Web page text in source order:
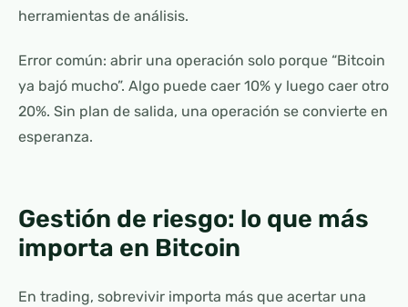
herramientas de análisis.
Error común: abrir una operación solo porque “Bitcoin
ya bajó mucho”. Algo puede caer 10% y luego caer otro
20%. Sin plan de salida, una operación se convierte en
esperanza.
Gestión de riesgo: lo que más
importa en Bitcoin
En trading, sobrevivir importa más que acertar una